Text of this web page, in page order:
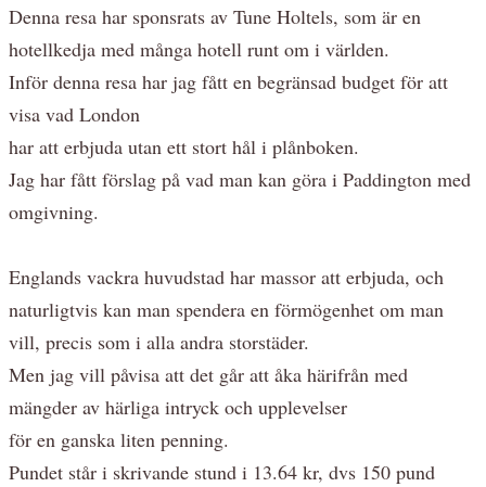
Denna resa har sponsrats av Tune Holtels, som är en
hotellkedja med många hotell runt om i världen.
Inför denna resa har jag fått en begränsad budget för att
visa vad London
har att erbjuda utan ett stort hål i plånboken.
Jag har fått förslag på vad man kan göra i Paddington med
omgivning.
Englands vackra huvudstad har massor att erbjuda, och
naturligtvis kan man spendera en förmögenhet om man
vill, precis som i alla andra storstäder.
Men jag vill påvisa att det går att åka härifrån med
mängder av härliga intryck och upplevelser
för en ganska liten penning.
Pundet står i skrivande stund i 13.64 kr, dvs 150 pund